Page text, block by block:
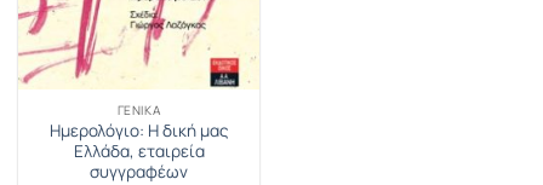
ΓΕΝΙΚΆ
Ημερολόγιο: Η δική μας
Ελλάδα, εταιρεία
συγγραφέων